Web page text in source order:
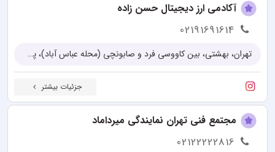
آکادمی ارز دیجیتال حسن زاده
02191691614
تهران، بهشتی، بین کاووسی فرد و صابونچی (محله عباس آباد)، پلاک 179، زنگ آیفون تصویری، طبقه اول (20 متر فاصله با ایستگاه مترو سهروردی)
جزئیات بیشتر
مجتمع فنی تهران نمایندگی میرداماد
02122222816